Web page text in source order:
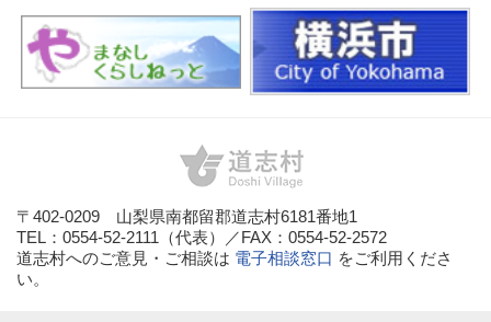
〒402-0209 山梨県南都留郡道志村6181番地1
TEL：0554-52-2111（代表）／FAX：0554-52-2572
道志村へのご意見・ご相談は 電子相談窓口 をご利用くださ
い。